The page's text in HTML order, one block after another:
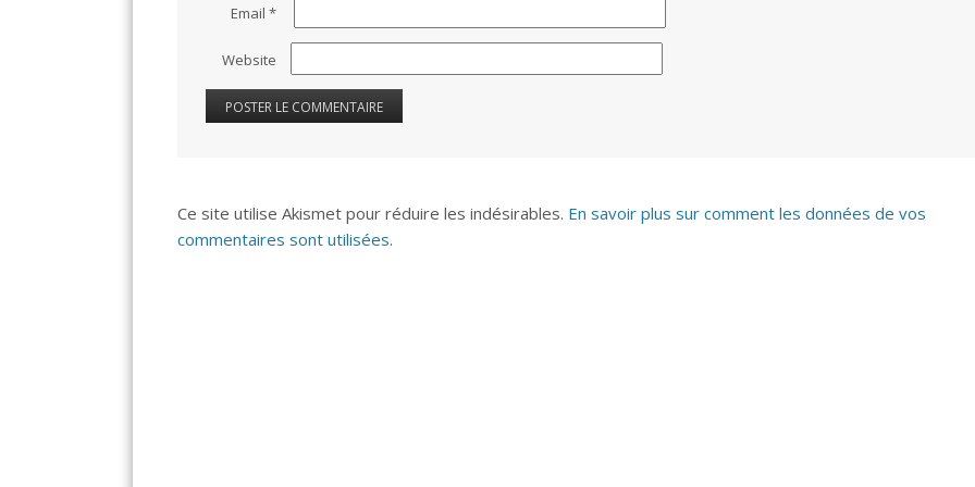
Email*
Website
Ce site utilise Akismet pour réduire les indésirables. En savoir plus sur comment les données de vos
commentaires sont utilisées.